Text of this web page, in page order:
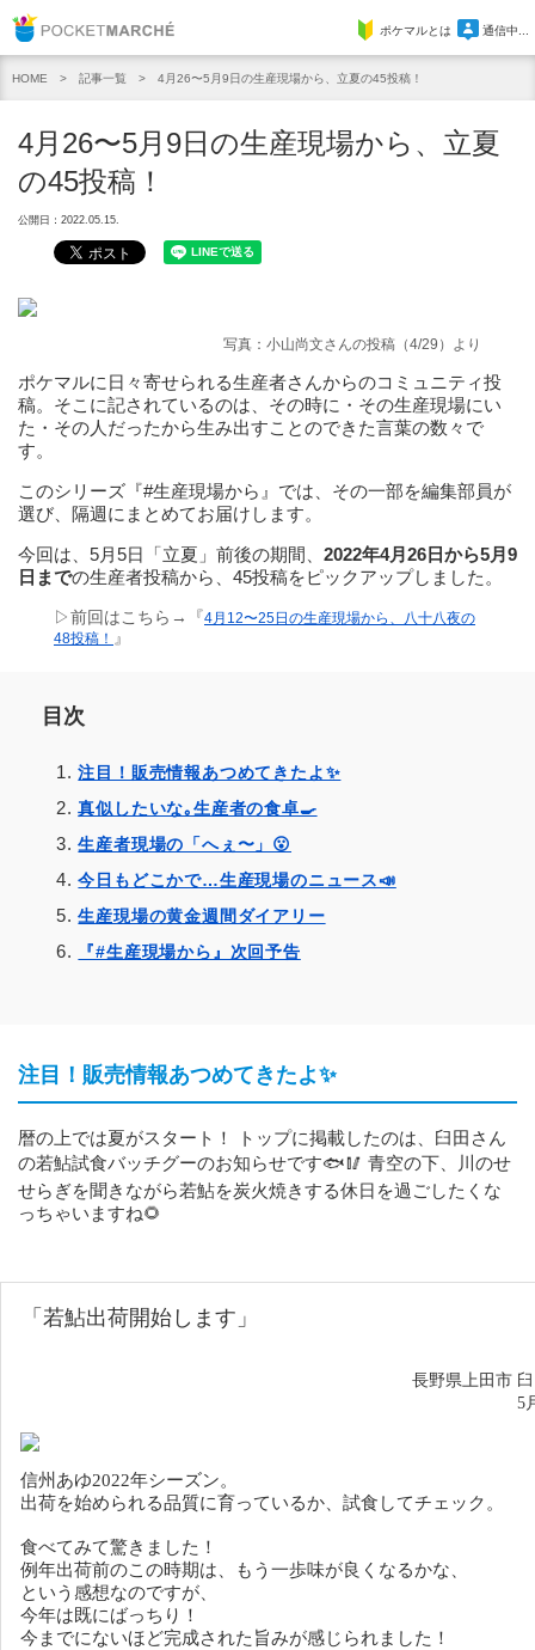
Pocket Marcheポケマルとは 通信中...
HOME 記事一覧 4月26〜5月9日の生産現場から、立夏の45投稿！
4月26〜5月9日の生産現場から、立夏
の45投稿！
公開日：2022.05.15.
写真：小山尚文さ んの投稿（4/29）より
ポケマルに日々寄せられる生産者さんからのコミュニティ投
稿。そこに記されているのは、その時に・その生産現場にい
た・その人だったから生み出すことのできた言葉の数々で
す。
このシリーズ『#生産現場から』では、その一部を編集部員が
選び、隔週にまとめてお届けします。
今回は、5月5日「立夏」前後の期間、 2022年4月26日から5月9
日までの生産者投稿から、45投稿をピックアップしました。
▷前回はこちら→『4月12〜25日の生産現場から、八十八夜の
48投稿！ 』
目次
注目！販売情報あつめてきたよ✨️
真似したいな｡生産者の食卓🍳
生産者現場の「へぇ〜」😮
今日もどこかで…生産現場のニュース📣
生産現場の黄金週間ダイアリー
『#生産現場から』次回予告
注目！販売情報あつめてきたよ✨️
暦の上では夏がスタート！ トップに掲載したのは、臼田さん
の若鮎試食バッチグーのお知らせです🐟🥢 青空の下、川のせ
せらぎを聞きながら若鮎を炭火焼きする休日を過ごしたくな
っちゃいますね🌻
「若鮎出荷開始します 」
長野県上田市
5
信州あゆ2022年シーズン。
出荷を始められる品質に育っているか、試食してチェック。
食べてみて驚きました！
例年出荷前のこの時期は、もう一歩味が良くなるかな、
という感想なのですが、
今年は既にばっちり！
今までにないほど完成された旨みが感じられました！